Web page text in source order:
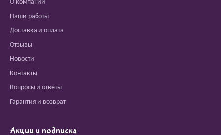
О компании
Наши работы
Доставка и оплата
Отзывы
Новости
Контакты
Вопросы и ответы
Гарантия и возврат
Акции и подписка